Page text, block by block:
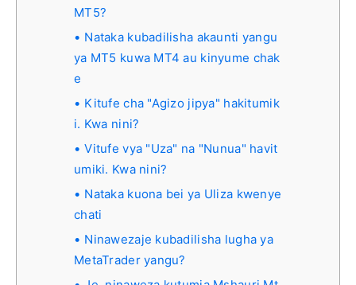
MT5?
Nataka kubadilisha akaunti yangu
ya MT5 kuwa MT4 au kinyume chak
e
Kitufe cha "Agizo jipya" hakitumik
i. Kwa nini?
Vitufe vya "Uza" na "Nunua" havit
umiki. Kwa nini?
Nataka kuona bei ya Uliza kwenye
chati
Ninawezaje kubadilisha lugha ya
MetaTrader yangu?